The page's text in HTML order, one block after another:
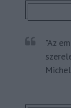
"Az